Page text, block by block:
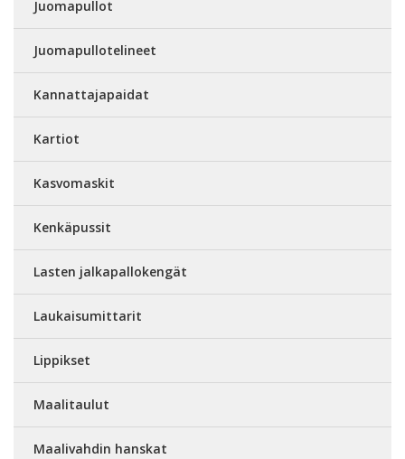
Juomapullot
Juomapullotelineet
Kannattajapaidat
Kartiot
Kasvomaskit
Kenkäpussit
Lasten jalkapallokengät
Laukaisumittarit
Lippikset
Maalitaulut
Maalivahdin hanskat